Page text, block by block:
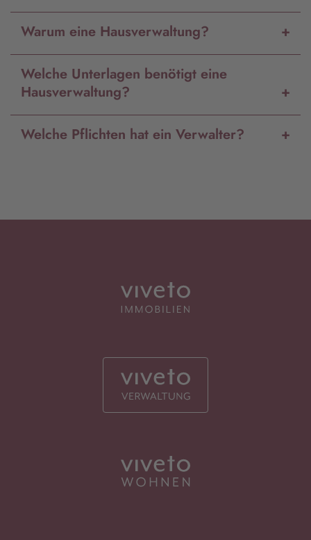
Warum eine Hausverwaltung?
Welche Unterlagen benötigt eine
Hausverwaltung?
Welche Pflichten hat ein Verwalter?